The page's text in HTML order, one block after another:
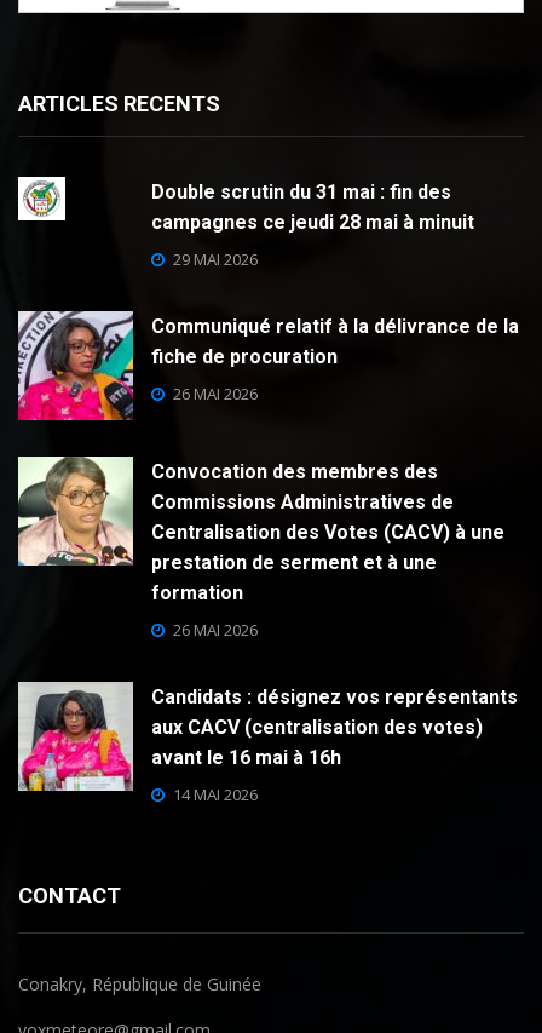
ARTICLES RECENTS
Double scrutin du 31 mai : fin des
campagnes ce jeudi 28 mai à minuit
29 MAI 2026
Communiqué relatif à la délivrance de la
fiche de procuration
26 MAI 2026
Convocation des membres des
Commissions Administratives de
Centralisation des Votes (CACV) à une
prestation de serment et à une
formation
26 MAI 2026
Candidats : désignez vos représentants
aux CACV (centralisation des votes)
avant le 16 mai à 16h
14 MAI 2026
CONTACT
Conakry, République de Guinée